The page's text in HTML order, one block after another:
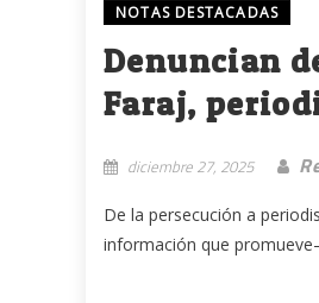
NOTAS DESTACADAS
Denuncian
Faraj,
diciembre 27, 2025
De la persecución a
información que